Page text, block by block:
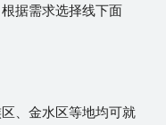
据需求选择线下面
、金水区等地均可就